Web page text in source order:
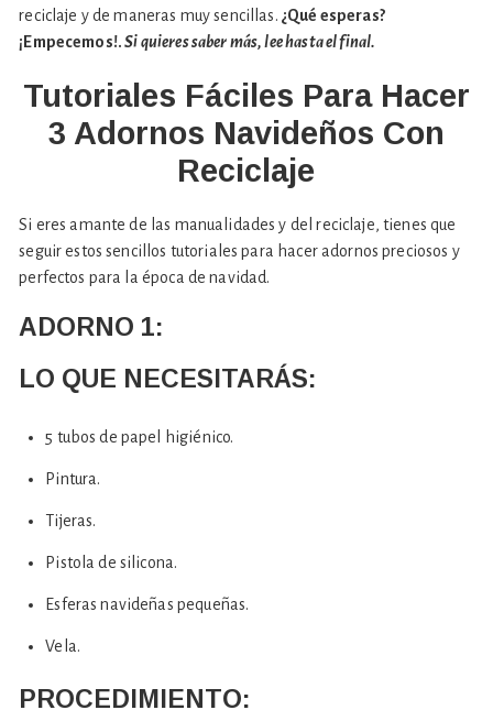
reciclaje y de maneras muy sencillas. ¿Qué esperas?
¡Empecemos!.Si quieres saber más, lee hasta el final.
Tutoriales Fáciles Para Hacer
3 Adornos Navideños Con
Reciclaje
Si eres amante de las manualidades y del reciclaje, tienes que
seguir estos sencillos tutoriales para hacer adornos preciosos y
perfectos para la época de navidad.
ADORNO 1:
LO QUE NECESITARÁS:
5 tubos de papel higiénico.
Pintura.
Tijeras.
Pistola de silicona.
Esferas navideñas pequeñas.
Vela.
PROCEDIMIENTO: